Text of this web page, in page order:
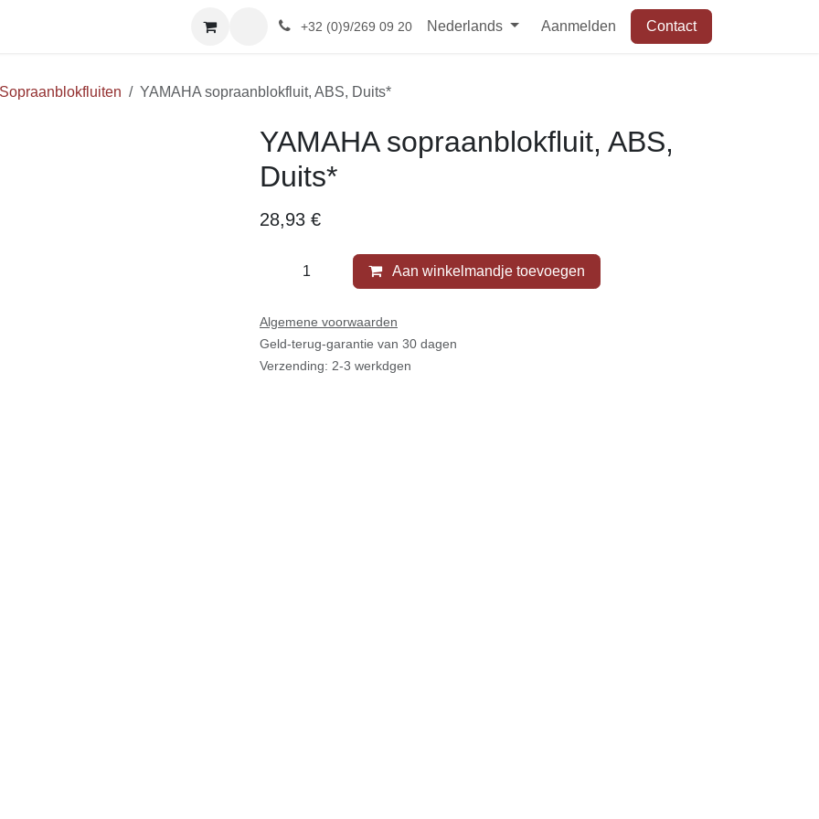
+32 (0)9/269 09 20 Nederlands Aanmelden Contact
Sopraanblokfluiten YAMAHA sopraanblokfluit, ABS, Duits*
YAMAHA sopraanblokfluit, ABS,
Duits*
28,93 €
Aan winkelmandje toevoegen
Algemene voorwaarden
Geld-terug-garantie van 30 dagen
Verzending: 2-3 werkdgen